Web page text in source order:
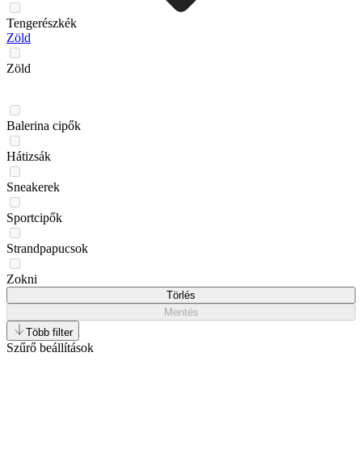
Tengerészkék
Zöld
Zöld
Balerina cipők
Hátizsák
Sneakerek
Sportcipők
Strandpapucsok
Zokni
Törlés
Mentés
Több filter
Szűrő beállítások